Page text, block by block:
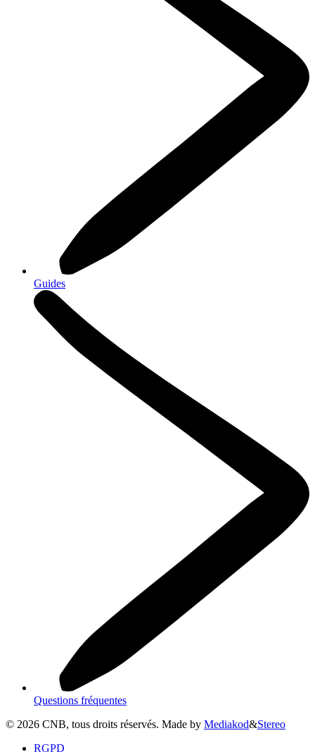
Guides
Questions fréquentes
© 2026 CNB, tous droits réservés. Made by Mediakod&Stereo
RGPD